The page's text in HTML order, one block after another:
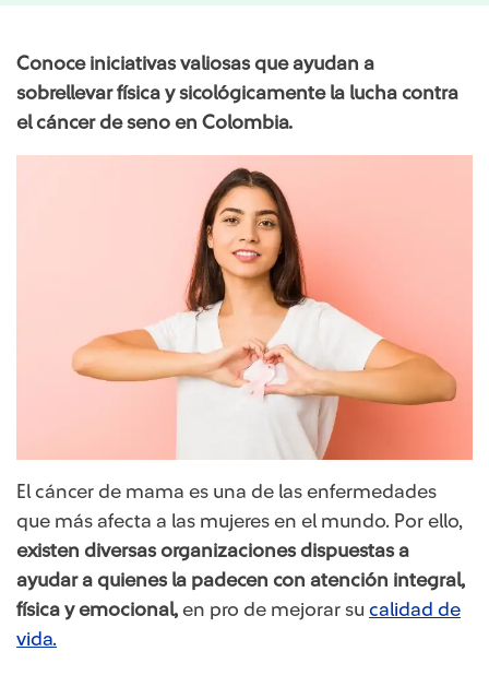
Conoce iniciativas valiosas que ayudan a
sobrellevar física y sicológicamente la lucha contra
el cáncer de seno en Colombia.
El cáncer de mama es una de las enfermedades
que más afecta a las mujeres en el mundo. Por ello,
existen diversas organizaciones dispuestas a
ayudar a quienes la padecen con atención integral,
física y emocional, en pro de mejorar su calidad de
vida.​